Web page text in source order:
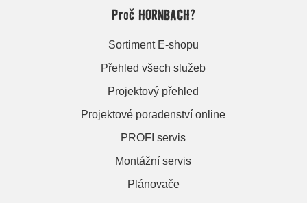
Proč HORNBACH?
Sortiment E-shopu
Přehled všech služeb
Projektový přehled
Projektové poradenství online
PROFI servis
Montážní servis
Plánovače